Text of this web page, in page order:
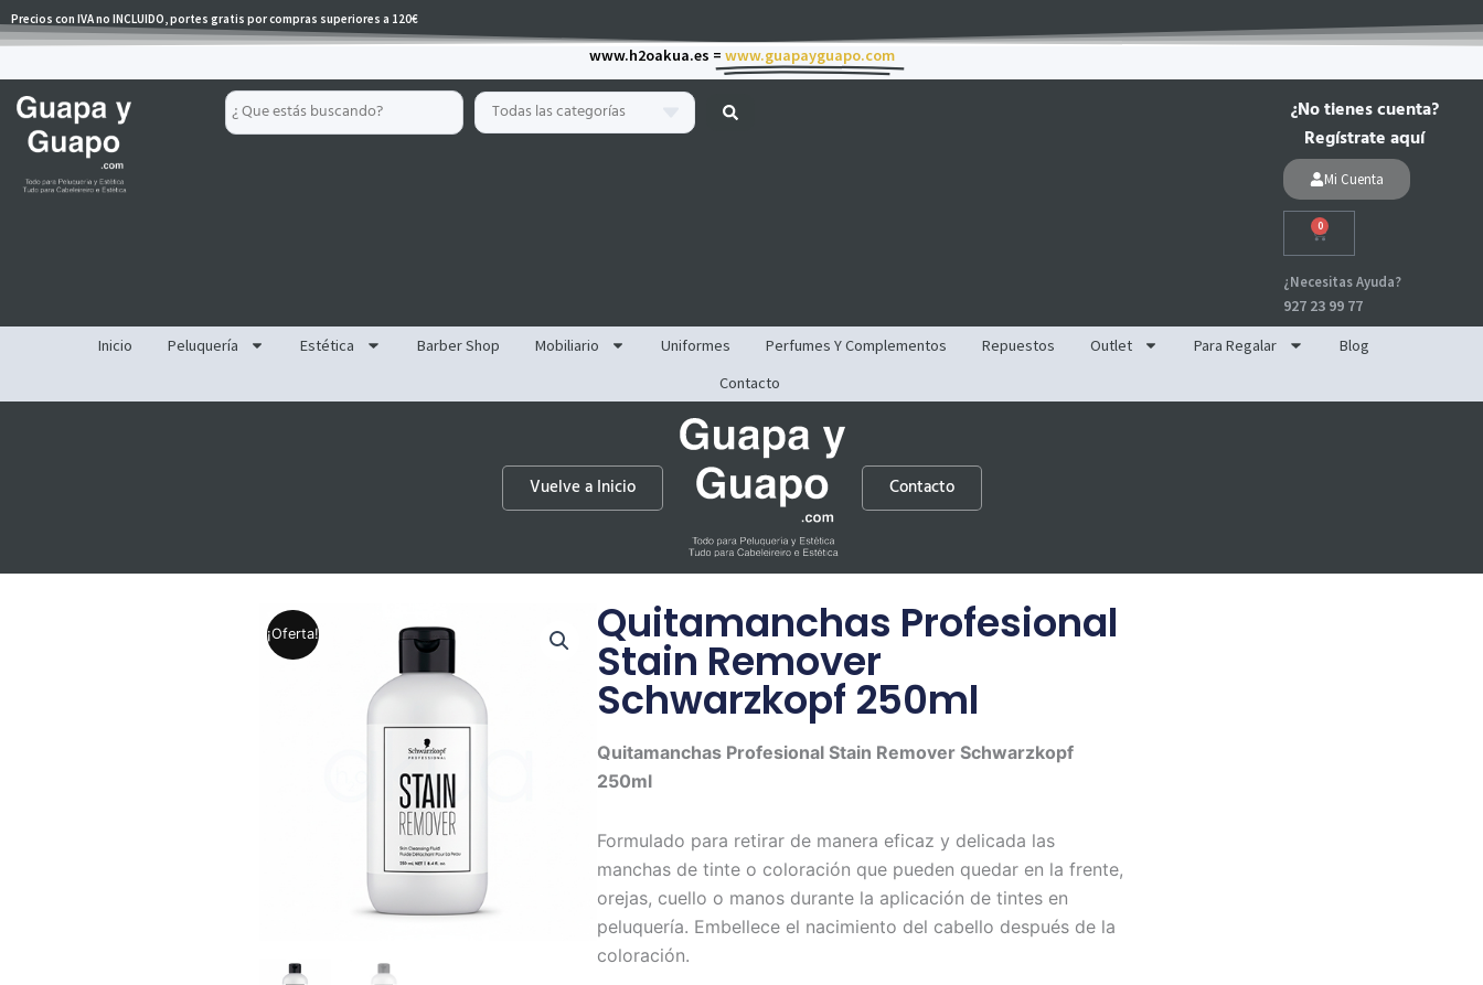
al
Precios con IVA no INCLUIDO, portes gratis por compras superiores a 120€
www.h2oakua.es = www.guapayguapo.com
Search
...
Todas las categorías
¿No tienes cuenta?
Regístrate aquí
Mi Cuenta
0
Carrito
¿Necesitas Ayuda?
927 23 99 77
Inicio Peluquería Estética Barber Shop Mobiliario Uniformes Perfumes Y Complementos Repuestos Outlet Para Regalar
Blog
Contacto
Vuelve a Inicio Contacto
¡Oferta! Quitamanchas Profesional
Stain Remover
Schwarzkopf 250ml
Quitamanchas Profesional Stain Remover Schwarzkopf
250ml
Formulado para retirar de manera eficaz y delicada las
manchas de tinte o coloración que pueden quedar en la frente,
orejas, cuello o manos durante la aplicación de tintes en
peluquería. Embellece el nacimiento del cabello después de la
coloración.